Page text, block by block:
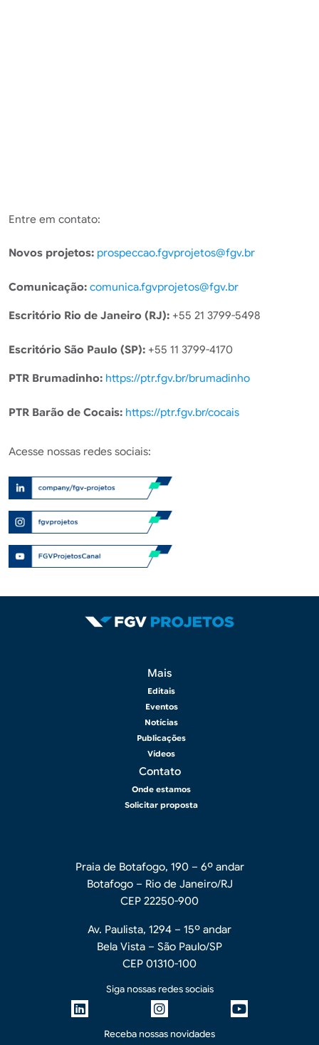
Entre em contato:
Novos projetos: prospeccao.fgvprojetos@fgv.br
Comunicação: comunica.fgvprojetos@fgv.br
Escritório Rio de Janeiro (RJ): +55 21 3799-5498
Escritório São Paulo (SP): +55 11 3799-4170
PTR Brumadinho: https://ptr.fgv.br/brumadinho
PTR Barão de Cocais: https://ptr.fgv.br/cocais
Acesse nossas redes sociais:
Mais
Editais
Eventos
Notícias
Publicações
Vídeos
Contato
Onde estamos
Solicitar proposta
Praia de Botafogo, 190 – 6º andar
Botafogo – Rio de Janeiro/RJ
CEP 22250-900
Av. Paulista, 1294 – 15º andar
Bela Vista – São Paulo/SP
CEP 01310-100
Siga nossas redes sociais
Receba nossas novidades